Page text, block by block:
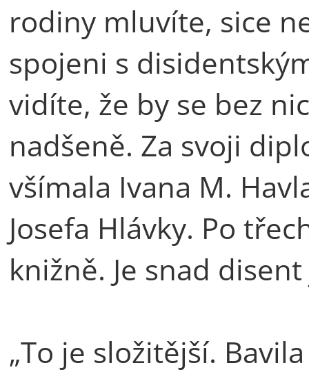
rodiny mluvíte, sice
spojeni s
vidíte, že by se bez
nadšeně. Za svoji
všímala Ivana M.
Josefa Hlávky. Po
knižně. Je snad
„To je složitější.